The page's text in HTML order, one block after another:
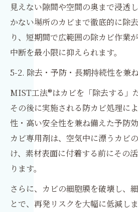
見えない隙間や空間の奥まで浸透
かない場所のカビまで徹底的に除
り、短期間で広範囲の除カビ作業
中断を最小限に抑えられます。
5-2. 除去・予防・長期持続性を兼
MIST工法®はカビを「除去する」
その後に実施される防カビ処理に
性・高い安全性を兼ね備えた予防
カビ専用剤は、空気中に漂うカビ
け、素材表面に付着する前にその
ります。
さらに、カビの細胞膜を破壊し、
とで、再発リスクを大幅に低減し